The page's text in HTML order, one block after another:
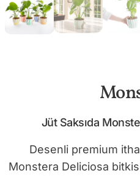
Jüt Saksıda
Desenli premium
Monstera Deliciosa